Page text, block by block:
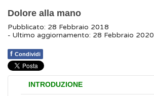
Dolore alla mano
Pubblicato: 28 Febbraio 2018
- Ultimo aggiornamento: 28 Febbraio 2020
f Condividi
INTRODUZIONE